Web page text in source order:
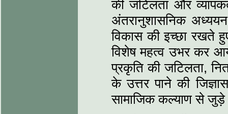
की जटिलता और
अंतरानुशासनिक
विकास की इच्छा रखते
विशेष महत्व उभर कर
प्रकृति की जटिलता,
के उत्तर पाने की
सामाजिक कल्याण से जुड़े